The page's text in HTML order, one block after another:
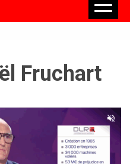
Fruchart